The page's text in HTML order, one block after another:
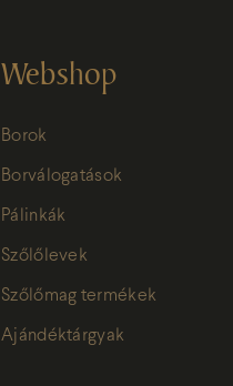
Webshop
Borok
Borválogatások
Pálinkák
Szőlőlevek
Szőlőmag termékek
Ajándéktárgyak